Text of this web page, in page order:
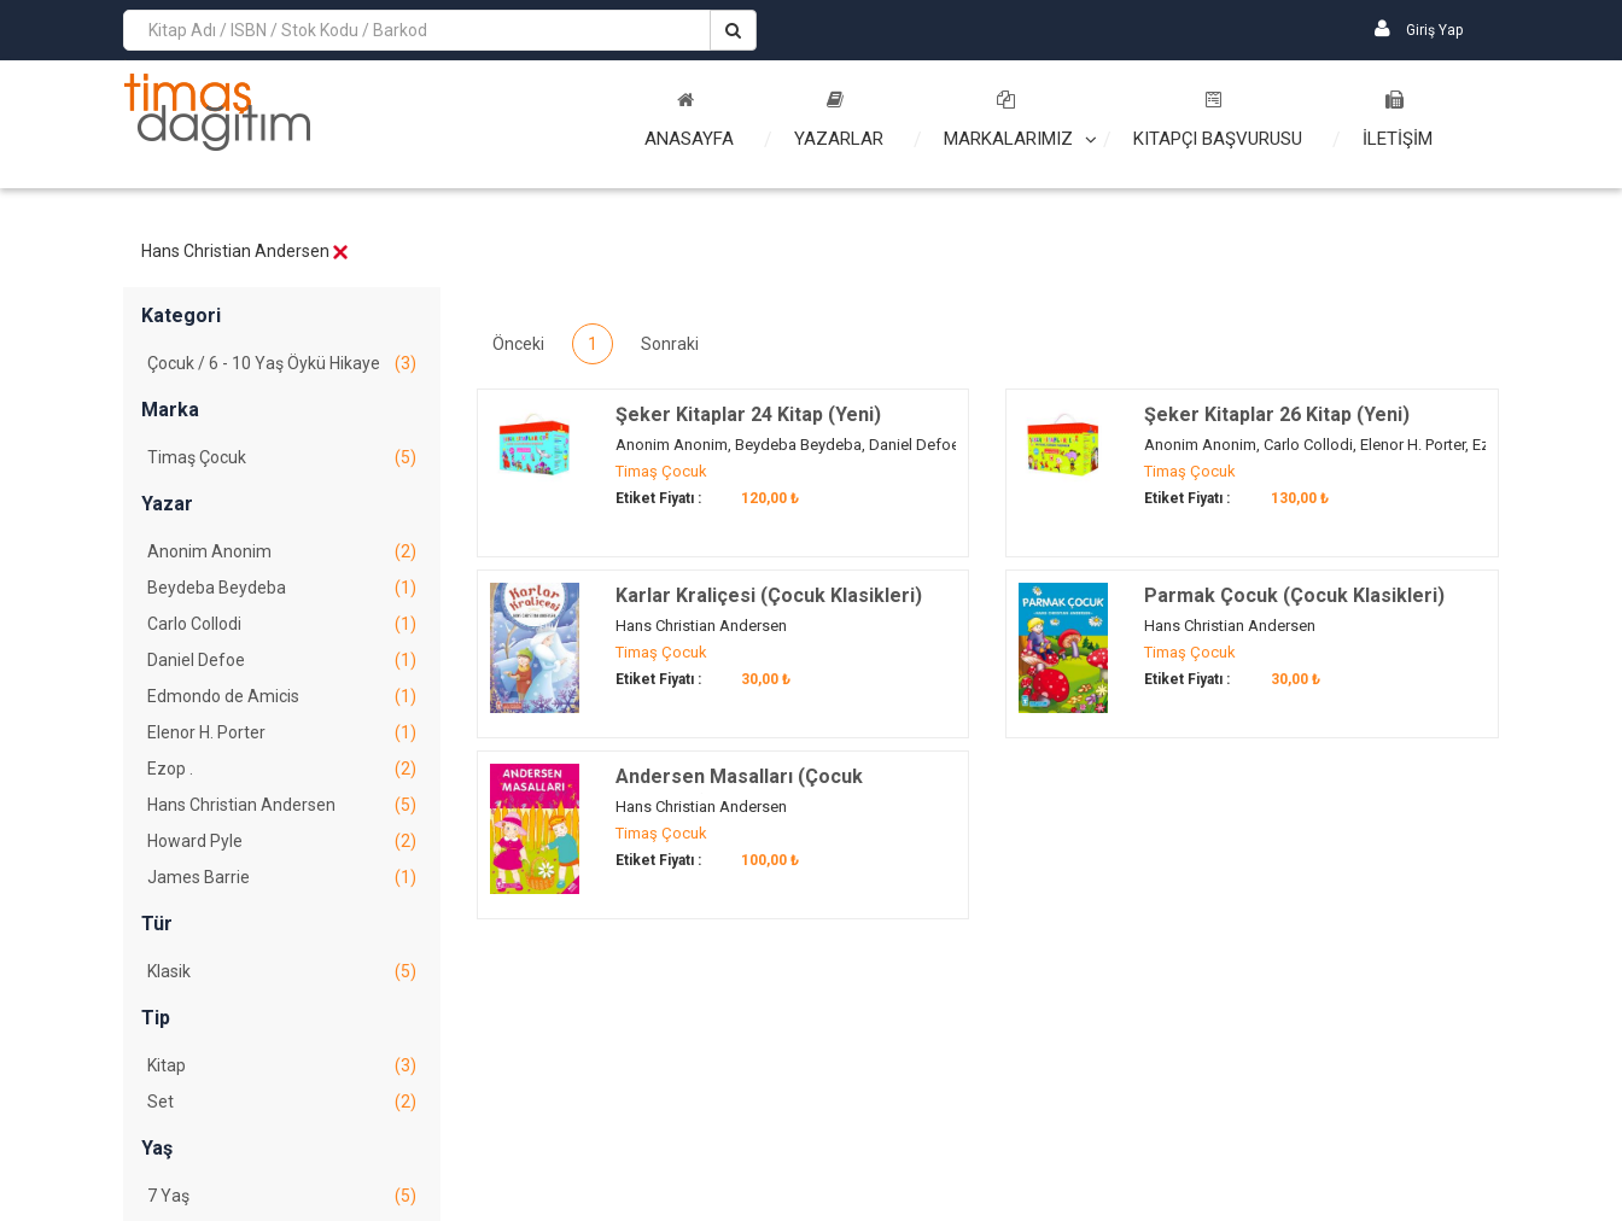
>
Giriş Yap
ANASAYFA YAZARLAR MARKALARIMIZ KITAPÇI BAŞVURUSU İLETİŞİM
Hans Christian Andersen
Kategori
Çocuk / 6 - 10 Yaş Öykü Hikaye (3)
Marka
Timaş Çocuk (5)
Yazar
Anonim Anonim
(2)
Beydeba Beydeba
(1)
Carlo Collodi
(1)
Daniel Defoe
(1)
Edmondo de Amicis
(1)
Elenor H. Porter
(1)
Ezop .
(2)
Hans Christian Andersen
(5)
Howard Pyle
(2)
James Barrie
(1)
Jean de La Fontaine
(2)
Mark Twain
Mevlânâ Celâleddin Rûmî
(2)
Münire Daniş
(1)
Robert Louis Stevenson
(1)
Tür
Klasik (5)
Tip
Kitap
(3)
Set
(2)
Yaş
7 Yaş
(5)
Önceki 1 Sonraki
Şeker Kitaplar 24 Kitap (Yeni)
Anonim Anonim, Beydeba Beydeba, Daniel Defoe, Edmondo de Amicis, Ezop ., Hans Christian Andersen, Howard Pyle, Jules Verne, Mark
Timaş Çocuk
Etiket Fiyatı : 120,00 ₺
Şeker Kitaplar 26 Kitap (Yeni)
Anonim Anonim, Carlo Collodi, Elenor H. Porter, Ezop ., Hans
Timaş Çocuk
Etiket Fiyatı : 130,00 ₺
Karlar Kraliçesi (Çocuk Klasikleri)
Hans Christian Andersen
Timaş Çocuk
Etiket Fiyatı : 30,00 ₺
Parmak Çocuk (Çocuk Klasikleri)
Hans Christian Andersen
Timaş Çocuk
Etiket Fiyatı : 30,00 ₺
Andersen Masalları (Çocuk
Klasikleri)
Hans Christian Andersen
Timaş Çocuk
Etiket Fiyatı : 100,00 ₺